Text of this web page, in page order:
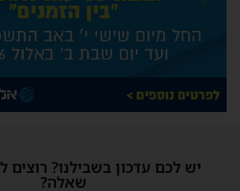
יש לכם עדכון בשבילנו? רוצים
שאלה?